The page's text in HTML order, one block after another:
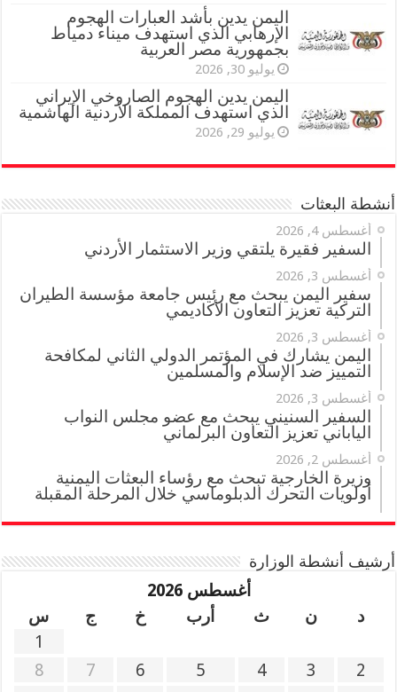
اليمن يدين بأشد العبارات الهجوم
الإرهابي الذي استهدف ميناء دمياط
بجمهورية مصر العربية
يوليو 30, 2026
اليمن يدين الهجوم الصاروخي الإيراني
الذي استهدف المملكة الأردنية الهاشمية
يوليو 29, 2026
أنشطة البعثات
أغسطس 4, 2026
السفير فقيرة يلتقي وزير الاستثمار الأردني
أغسطس 3, 2026
سفير اليمن يبحث مع رئيس جامعة مؤسسة الطيران
التركية تعزيز التعاون الأكاديمي
أغسطس 3, 2026
اليمن يشارك في المؤتمر الدولي الثاني لمكافحة
التمييز ضد الإسلام والمسلمين
أغسطس 3, 2026
السفير السنيني يبحث مع عضو مجلس النواب
الياباني تعزيز التعاون البرلماني
أغسطس 2, 2026
وزيرة الخارجية تبحث مع رؤساء البعثات اليمنية
أولويات التحرك الدبلوماسي خلال المرحلة المقبلة
أرشيف أنشطة الوزارة
أغسطس 2026
د
ن ث أرب خ ج
س
1
2
3
4
5
6
7
8